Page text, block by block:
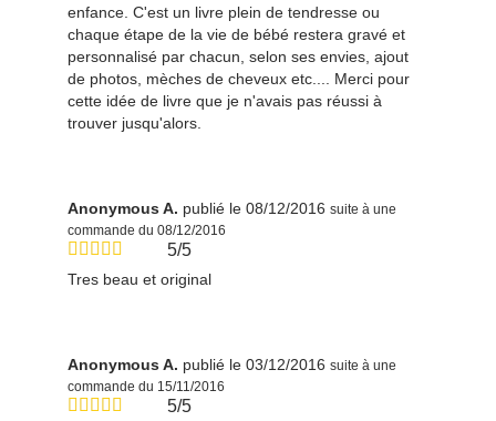
enfance. C'est un livre plein de tendresse ou
chaque étape de la vie de bébé restera gravé et
personnalisé par chacun, selon ses envies, ajout
de photos, mèches de cheveux etc.... Merci pour
cette idée de livre que je n'avais pas réussi à
trouver jusqu'alors.
Anonymous A. publié le 08/12/2016 suite à une
commande du 08/12/2016
5/5
Tres beau et original
Anonymous A. publié le 03/12/2016 suite à une
commande du 15/11/2016
5/5